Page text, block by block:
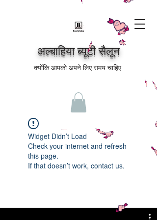
अल्बाहिया ब्यूटी सैलून
क्योंकि आपको अपने लिए समय चाहिए
Widget Didn’t Load
Check your internet and refresh
this page.
If that doesn’t work, contact us.